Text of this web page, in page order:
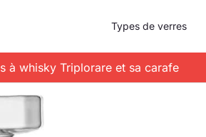
Types de verres
à whisky Triplorare et sa carafe